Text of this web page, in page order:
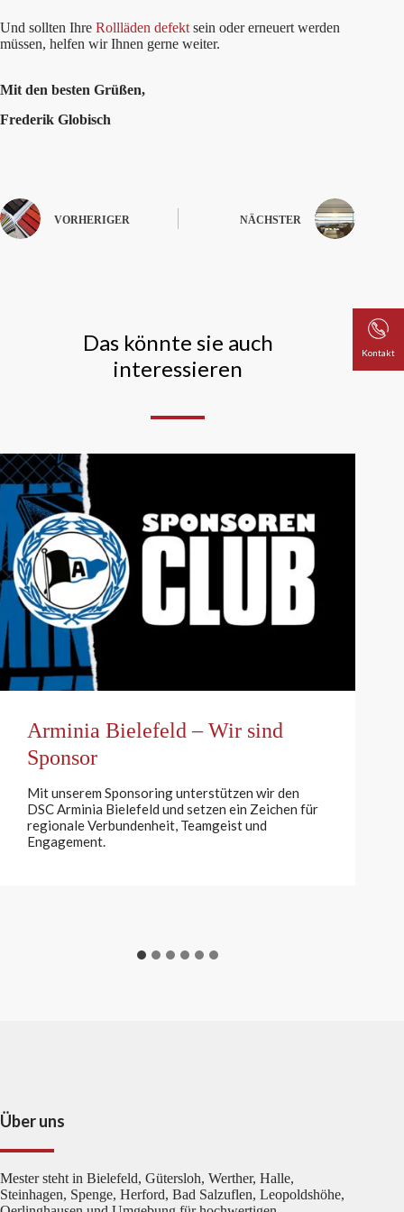
Kontakt
Und sollten Ihre Rollläden defekt sein oder erneuert werden
müssen, helfen wir Ihnen gerne weiter.
Mit den besten Grüßen,
Frederik Globisch
VORHERIGER NÄCHSTER
Das könnte sie auch
interessieren
Arminia Bielefeld – Wir sind
Sponsor
Mit unserem Sponsoring unterstützen wir den
DSC Arminia Bielefeld und setzen ein Zeichen für
regionale Verbundenheit, Teamgeist und
Engagement.
Über uns
Mester steht in Bielefeld, Gütersloh, Werther, Halle,
Steinhagen, Spenge, Herford, Bad Salzuflen, Leopoldshöhe,